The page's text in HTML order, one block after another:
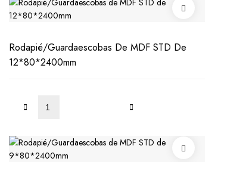
Rodapié/Guardaescobas De MDF STD De
12*80*2400mm